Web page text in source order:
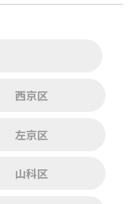
西京区
左京区
山科区